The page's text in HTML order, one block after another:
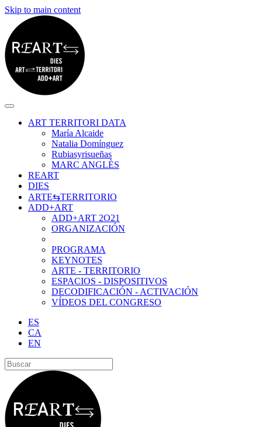
Skip to main content
ART TERRITORI DATA
María Alcaide
Natalia Domínguez
Rubiasyrisueñas
MARC ANGLÈS
REART
DIES
ARTE⇆TERRITORIO
ADD+ART
ADD+ART 2O21
ORGANIZACIÓN
PROGRAMA
KEYNOTES
ARTE - TERRITORIO
ESPACIOS - DISPOSITIVOS
DECODIFICACIÓN - ACTIVACIÓN
VÍDEOS DEL CONGRESO
ES
CA
EN